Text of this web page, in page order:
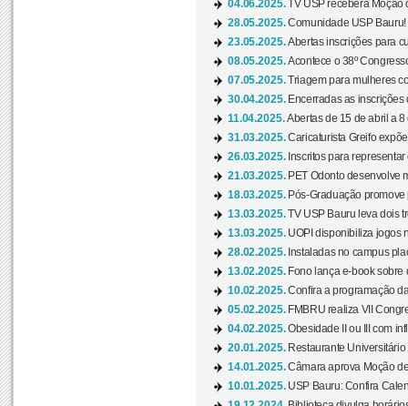
04.06.2025.TV USP receberá Moção
28.05.2025.Comunidade USP Bauru!
23.05.2025.Abertas inscrições para
08.05.2025.Acontece o 38º
07.05.2025.Triagem para mulheres
30.04.2025. Encerradas as inscrições
11.04.2025.Abertas de 15 de abril a
31.03.2025.Caricaturista Greifo
26.03.2025. Inscritos para
21.03.2025. PET Odonto desenvolve
18.03.2025. Pós-Graduação
13.03.2025.TV USP Bauru leva dois
13.03.2025. UOPI disponibiliza jogos
28.02.2025. Instaladas no campus
13.02.2025. Fono lança e-book sobre
10.02.2025.Confira a programação
05.02.2025. FMBRU realiza VII
04.02.2025.Obesidade II ou III com
20.01.2025. Restaurante
14.01.2025.Câmara aprova Moção
10.01.2025. USP Bauru: Confira